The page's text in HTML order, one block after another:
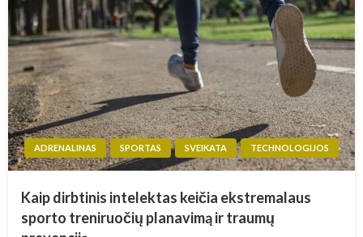
ADRENALINAS SPORTAS SVEIKATA TECHNOLOGIJOS
Kaip dirbtinis intelektas keičia ekstremalaus
sporto treniruočių planavimą ir traumų